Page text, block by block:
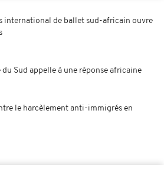
international de ballet sud-africain ouvre
Sud appelle à une réponse africaine
le harcèlement anti-immigrés en